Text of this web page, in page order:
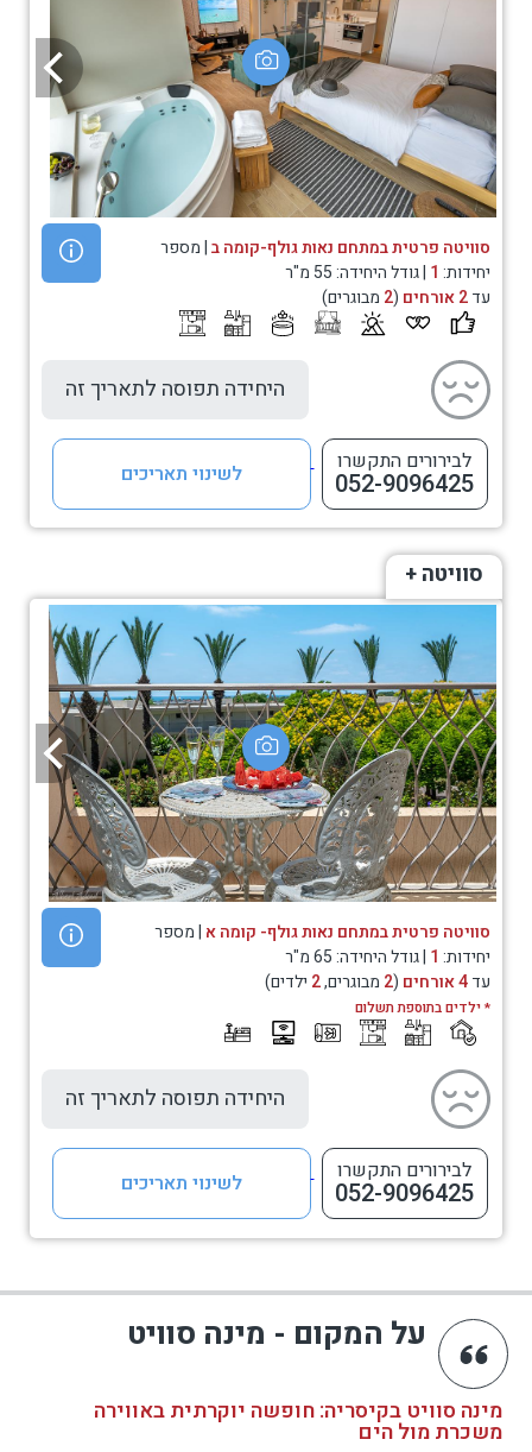
סוויטה פרטית במתחם נאות גולף-קומה ב| מספר
יחידות: 1 | גודל היחידה: 55 מ"ר
עד2 אורחים (
2 מבוגרים)
היחידה תפוסה לתאריך זה
לבירורים התקשרו
052-9096425 לשינוי תאריכים
סוויטה +
סוויטה פרטית במתחם נאות גולף- קומה א | מספר
יחידות: 1 | גודל היחידה: 65 מ"ר
עד4 אורחים (
2 מבוגרים,2 ילדים)
* ילדים בתוספת תשלום
היחידה תפוסה לתאריך זה
לבירורים התקשרו
052-9096425 לשינוי תאריכים
על המקום - מינה סוויט
מינה סוויט בקיסריה: חופשה יוקרתית באווירה
משכרת מול הים